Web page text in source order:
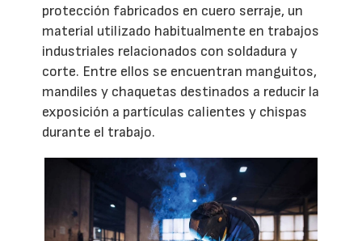
protección fabricados en cuero serraje, un
material utilizado habitualmente en trabajos
industriales relacionados con soldadura y
corte. Entre ellos se encuentran manguitos,
mandiles y chaquetas destinados a reducir la
exposición a partículas calientes y chispas
durante el trabajo.